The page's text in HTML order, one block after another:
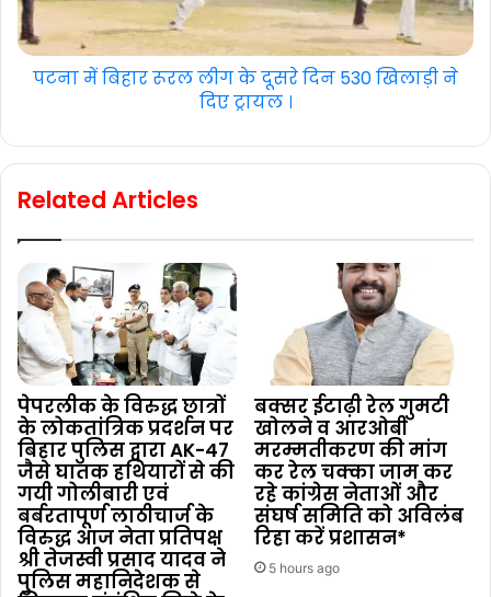
पटना में बिहार रूरल लीग के दूसरे दिन 530 खिलाड़ी ने
दिए ट्रायल ।
Related Articles
पेपरलीक के विरुद्ध छात्रों
के लोकतांत्रिक प्रदर्शन पर
बिहार पुलिस द्वारा AK-47
जैसे घातक हथियारों से की
गयी गोलीबारी एवं
बर्बरतापूर्ण लाठीचार्ज के
विरुद्ध आज नेता प्रतिपक्ष
श्री तेजस्वी प्रसाद यादव ने
पुलिस महानिदेशक से
बक्सर ईटाढ़ी रेल गुमटी
खोलने व आरओबी
मरम्मतीकरण की मांग
कर रेल चक्का जाम कर
रहे कांग्रेस नेताओं और
संघर्ष समिति को अविलंब
रिहा करें प्रशासन*
5 hours ago